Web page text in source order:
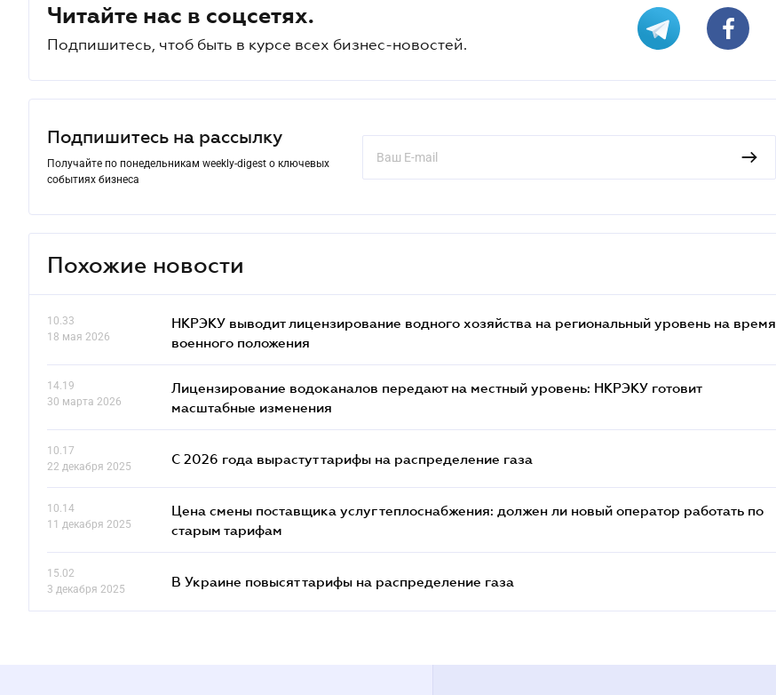
Читайте нас в соцсетях.
Подпишитесь, чтоб быть в курсе всех бизнес-новостей.
Подпишитесь на рассылку
Получайте по понедельникам weekly-digest о ключевых
событиях бизнеса
Похожие новости
10.33
18 мая 2026
НКРЭКУ выводит лицензирование водного хозяйства на региональный уровень на время
военного положения
14.19
30 марта 2026
Лицензирование водоканалов передают на местный уровень: НКРЭКУ готовит
масштабные изменения
10.17
22 декабря 2025
С 2026 года вырастут тарифы на распределение газа
10.14
11 декабря 2025
Цена смены поставщика услуг теплоснабжения: должен ли новый оператор работать по
старым тарифам
15.02
3 декабря 2025
В Украине повысят тарифы на распределение газа